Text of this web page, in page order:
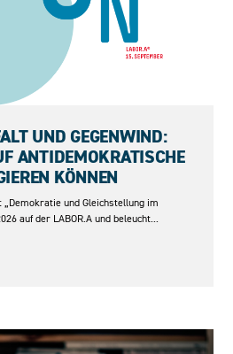
UND GEGENWIND:
ANTIDEMOKRATISCHE
KÖNNEN
und Gleichstellung im
auf der LABOR.A und beleucht...